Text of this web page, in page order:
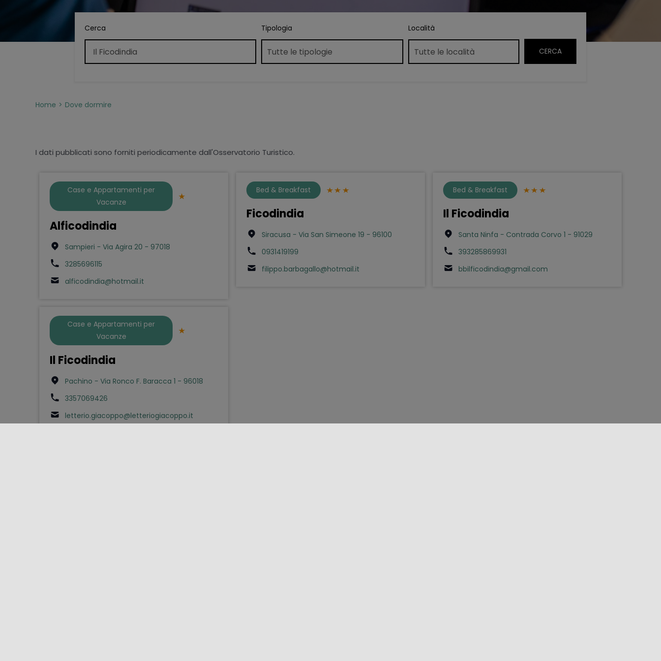
Cerca Tipologia Località
Home Dove dormire
I dati pubblicati sono forniti periodicamente dall'Osservatorio Turistico.
Case e Appartamenti per
Vacanze
Alficodindia
Sampieri - Via Agira 20 - 97018
3285696115
alficodindia@hotmail.it
Bed & Breakfast
Ficodindia
Siracusa - Via San Simeone 19 - 96100
0931419199
filippo.barbagallo@hotmail.it
Bed & Breakfast
Il Ficodindia
Santa Ninfa - Contrada Corvo 1 - 91029
393285869931
bbilficodindia@gmail.com
Case e Appartamenti per
Vacanze
Il Ficodindia
Pachino - Via Ronco F. Baracca 1 - 96018
3357069426
letterio.giacoppo@letteriogiacoppo.it